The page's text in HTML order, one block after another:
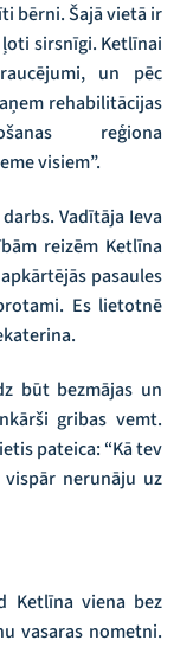
bērni. Šajā vietā ir
sirsnīgi. Ketlīnai
un pēc
rehabilitācijas
reģiona
visiem”.
Vadītāja Ieva
reizēm Ketlīna
pasaules
Es lietotnē
būt bezmājas un
gribas vemt.
pateica: “Kā tev
nerunāju uz
Ketlīna viena bez
vasaras nometni.